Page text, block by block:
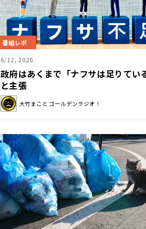
番組レポ
6/12, 2026
政府はあくまで「ナフサは足りてい
と主張
大竹まこと ゴールデンラジオ！